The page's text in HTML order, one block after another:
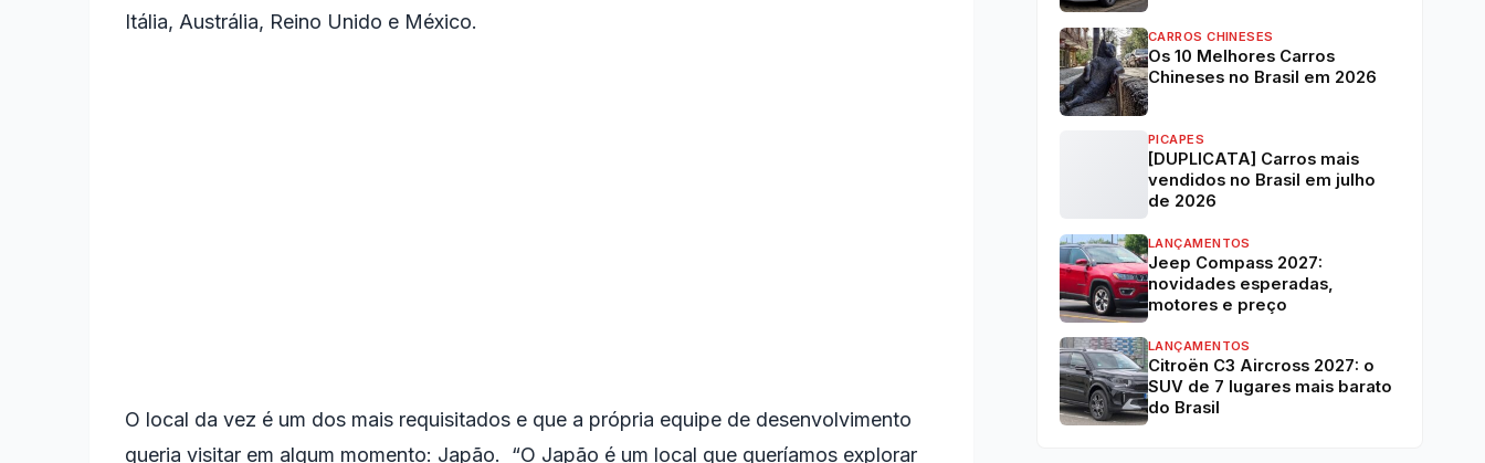
Itália, Austrália, Reino Unido e México.
O local da vez é um dos mais requisitados e que a própria equipe de desenvolvimento
queria visitar em algum momento: Japão. “O Japão é um local que queríamos explorar
CARROS CHINESES
Os 10 Melhores Carros
Chineses no Brasil em 2026
PICAPES
[DUPLICATA] Carros mais
vendidos no Brasil em julho
de 2026
LANÇAMENTOS
Jeep Compass 2027:
novidades esperadas,
motores e preço
LANÇAMENTOS
Citroën C3 Aircross 2027: o
SUV de 7 lugares mais barato
do Brasil